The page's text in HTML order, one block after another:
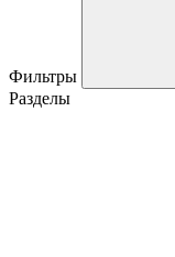
Фильтры
Разделы